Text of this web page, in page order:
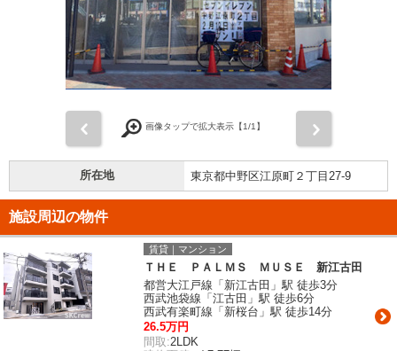
画像タップで拡大表示【1/1】
所在地 東京都中野区江原町２丁目27-9
施設周辺の物件
賃貸｜マンション
ＴＨＥ ＰＡＬＭＳ ＭＵＳＥ 新江古田
都営大江戸線「新江古田」駅 徒歩3分
西武池袋線「江古田」駅 徒歩6分
西武有楽町線「新桜台」駅 徒歩14分
26.5万円
間取:2LDK